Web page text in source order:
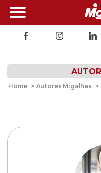
Home > Autores Migalhas >